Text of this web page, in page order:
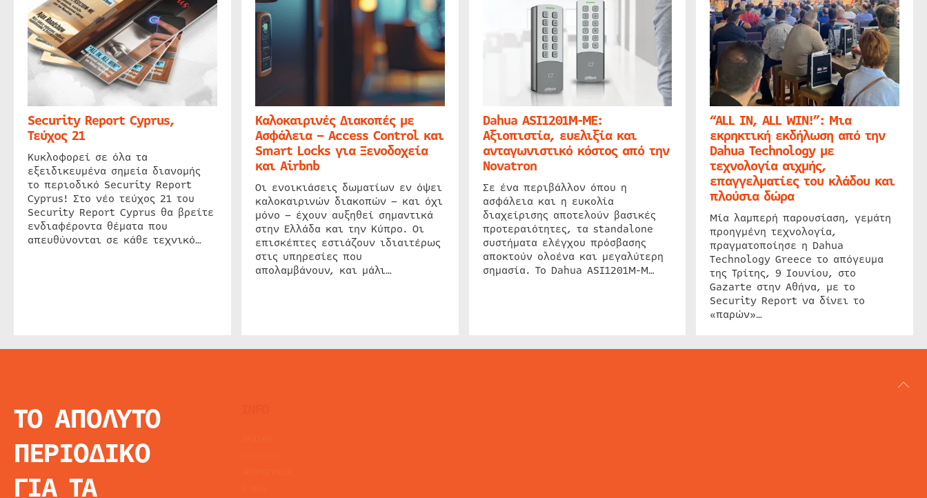
Security Report Cyprus,
Τεύχος 21
Κυκλοφορεί σε όλα τα
εξειδικευμένα σημεία διανομής
το περιοδικό Security Report
Cyprus! Στο νέο τεύχος 21 του
Security Report Cyprus θα βρείτε
ενδιαφέροντα θέματα που
απευθύνονται σε κάθε τεχνικό…
Καλοκαιρινές Διακοπές με
Ασφάλεια – Access Control και
Smart Locks για Ξενοδοχεία
και Airbnb
Οι ενοικιάσεις δωματίων εν όψει
καλοκαιρινών διακοπών – και όχι
μόνο – έχουν αυξηθεί σημαντικά
στην Ελλάδα και την Κύπρο. Οι
επισκέπτες εστιάζουν ιδιαιτέρως
στις υπηρεσίες που
απολαμβάνουν, και μάλι…
Dahua ASI1201M-ME:
Αξιοπιστία, ευελιξία και
ανταγωνιστικό κόστος από την
Novatron
Σε ένα περιβάλλον όπου η
ασφάλεια και η ευκολία
διαχείρισης αποτελούν βασικές
προτεραιότητες, τα standalone
συστήματα ελέγχου πρόσβασης
αποκτούν ολοένα και μεγαλύτερη
σημασία. Το Dahua ASI1201M-M…
“ALL IN, ALL WIN!”: Μια
εκρηκτική εκδήλωση από την
Dahua Technology με
τεχνολογία αιχμής,
επαγγελματίες του κλάδου και
πλούσια δώρα
Μία λαμπερή παρουσίαση, γεμάτη
προηγμένη τεχνολογία,
πραγματοποίησε η Dahua
Technology Greece το απόγευμα
της Τρίτης, 9 Ιουνίου, στο
Gazarte στην Αθήνα, με το
Security Report να δίνει το
«παρών»…
ΤΟ ΑΠΟΛΥΤΟ
ΠΕΡΙΟΔΙΚΟ
ΓΙΑ ΤΑ